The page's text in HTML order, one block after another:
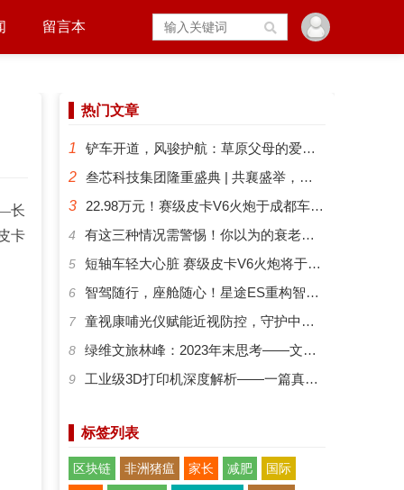
留言本
长
卡
热门文章
1
铲车开道，风骏护航：草原父母的爱有多硬核？
2 叁芯科技集团隆重盛典 | 共襄盛举，筑梦未来
3
22.98万元！赛级皮卡V6火炮于成都车展正式预售
4 ​有这三种情况需警惕！你以为的衰老可能是“大脑预警”
5 短轴车轻大心脏 赛级皮卡V6火炮将于成都车展开启预售
6 智驾随行，座舱随心！星途ES重构智能化出行新体验
7 ​童视康哺光仪赋能近视防控，守护中国孩子的清晰视界
8 绿维文旅林峰：2023年末思考——文旅新势力与文旅新时代
9 工业级3D打印机深度解析——一篇真正能帮你选对机器的指南
标签列表
区块链 非洲猪瘟 家长 减肥
国际